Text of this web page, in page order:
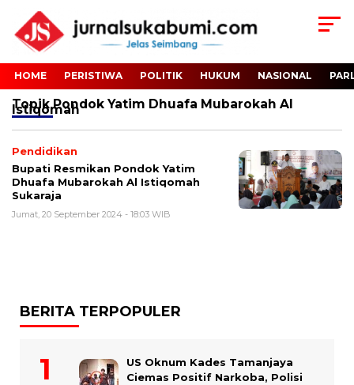
HOME PERISTIWA POLITIK HUKUM NASIONAL
TopikPondok Yatim Dhuafa Mubarokah Al
Istiqomah
Pendidikan
Bupati Resmikan Pondok Yatim
Dhuafa Mubarokah Al Istiqomah
Sukaraja
Jumat, 20 September 2024 - 18:03 WIB
BERITA TERPOPULER
US Oknum Kades Tamanjaya
Ciemas Positif Narkoba, Polisi